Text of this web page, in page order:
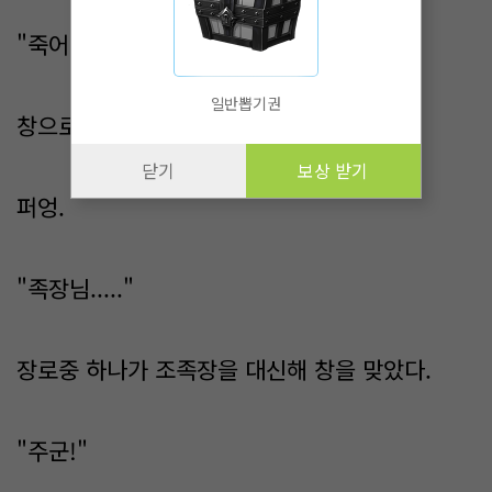
"죽어."
창으로 변한 상념이 조족장에게 날아갔다.
퍼엉.
"족장님....."
장로중 하나가 조족장을 대신해 창을 맞았다.
"주군!"
일반뽑기권
닫기 보상 받기